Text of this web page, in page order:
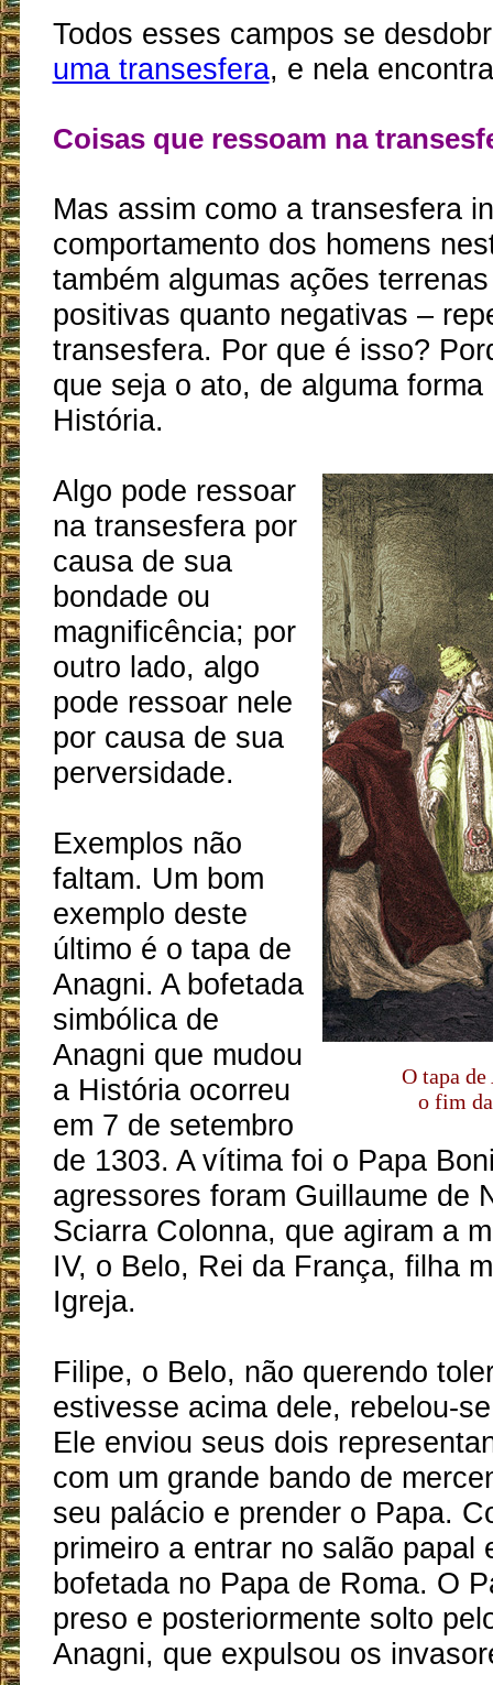
Todos esses campos se
uma transesfera, e nela
Coisas que ressoam na
Mas assim como a transesfera
comportamento dos homens
também algumas ações
positivas quanto negativas –
transesfera. Por que é isso?
que seja o ato, de alguma forma
História.
O tapa
o fim
Algo pode ressoar
na transesfera por
causa de sua
bondade ou
magnificência; por
outro lado, algo
pode ressoar nele
por causa de sua
perversidade.
Exemplos não
faltam. Um bom
exemplo deste
último é o tapa de
Anagni. A bofetada
simbólica de
Anagni que mudou
a História ocorreu
em 7 de setembro
de 1303. A vítima foi o Papa
agressores foram Guillaume de
Sciarra Colonna, que agiram a
IV, o Belo, Rei da França, filha
Igreja.
Filipe, o Belo, não querendo
estivesse acima dele, rebelou-
Ele enviou seus dois
com um grande bando de
seu palácio e prender o Papa.
primeiro a entrar no salão papal
bofetada no Papa de Roma. O
preso e posteriormente solto
Anagni, que expulsou os